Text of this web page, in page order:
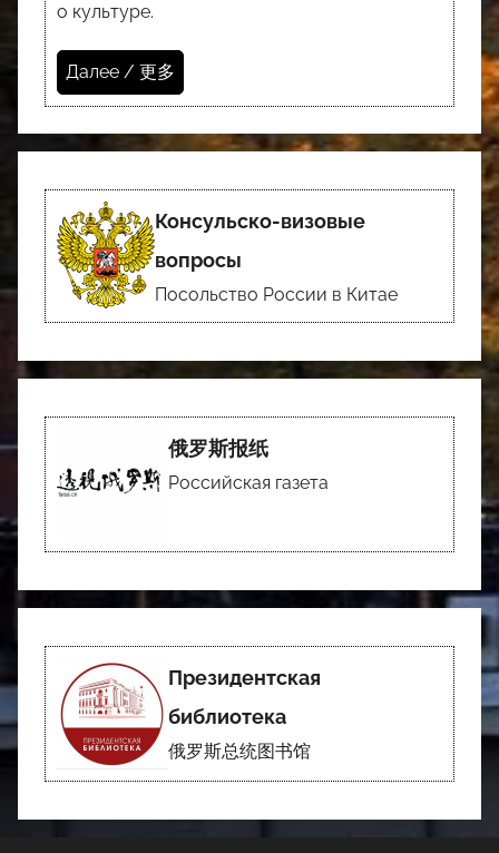
о культуре.
Далее / 更多
Консульско-визовые
вопросы
Посольство России в Китае
俄罗斯报纸
Российская газета
Президентская
библиотека
俄罗斯总统图书馆